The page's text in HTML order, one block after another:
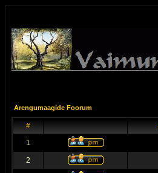
Arengumaagide Foorum
#
1
2